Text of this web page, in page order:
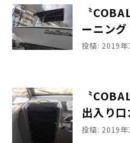
〝
ーニング
投稿: 2019年
〝
出入り
投稿: 2019年